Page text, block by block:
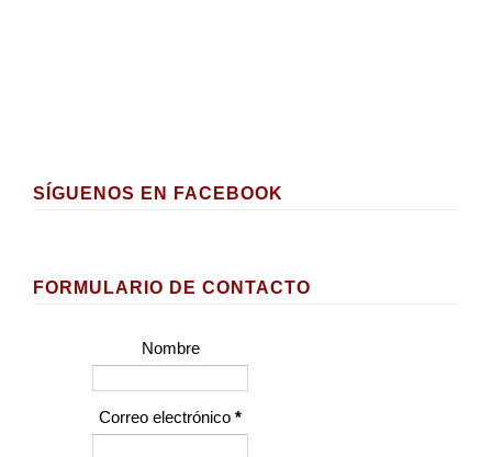
SÍGUENOS EN FACEBOOK
FORMULARIO DE CONTACTO
Nombre
Correo electrónico *